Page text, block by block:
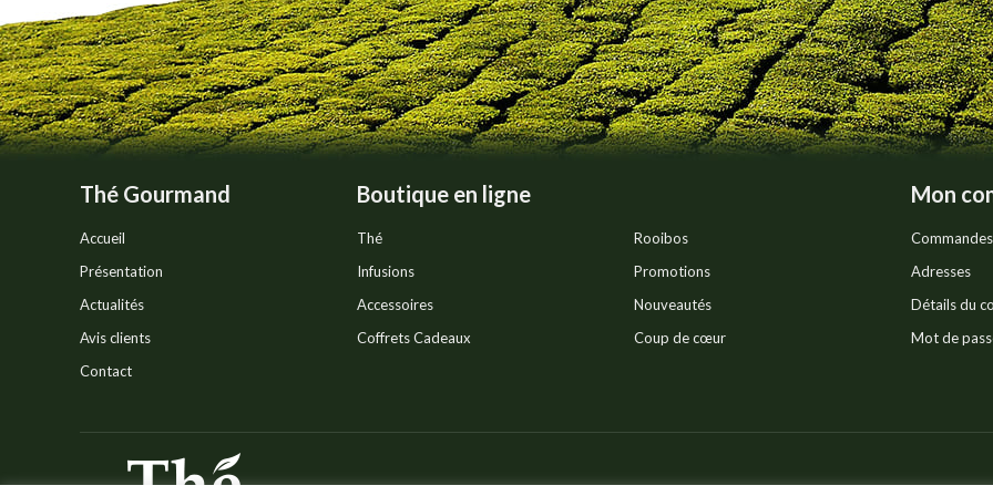
sur
la
page
du
produit
sur
la
page
du
produit
Thé Gourmand
Accueil
Présentation
Actualités
Avis clients
Contact
Boutique en ligne
Thé
Infusions
Accessoires
Coffrets Cadeaux
Rooibos
Promotions
Nouveautés
Coup de cœur
Mon
Commandes
Adresses
Détails du
Mot de